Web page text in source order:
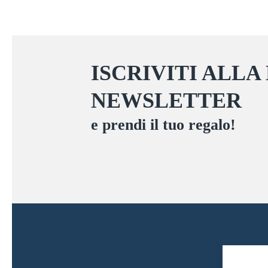
ISCRIVITI ALLA
NEWSLETTER
e prendi il tuo regalo!